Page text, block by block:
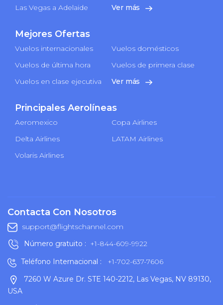
Las Vegas a Adelaide
Ver más
Mejores Ofertas
Vuelos internacionales
Vuelos domésticos
Vuelos de última hora
Vuelos de primera clase
Vuelos en clase ejecutiva
Ver más
Principales Aerolíneas
Aeromexico
Copa Airlines
Delta Airlines
LATAM Airlines
Volaris Airlines
Contacta Con Nosotros
support@flightschannel.com
Número gratuito : +1-844-609-9922
Teléfono Internacional :
+1-702-637-7606
7260 W Azure Dr. STE 140-2212, Las Vegas, NV 89130,
USA